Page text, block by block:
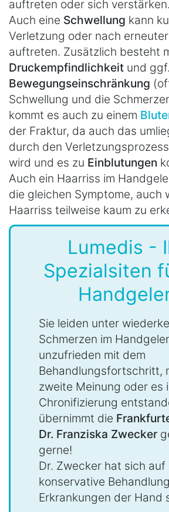
auftreten oder sich verstärken.
Auch eine Schwellung kann
Verletzung oder nach
auftreten. Zusätzlich besteht
Druckempfindlichkeit und
Bewegungseinschränkung
Schwellung und die
kommt es auch zu einem
der Fraktur, da auch das
durch den
wird und es zu Einblutungen
Auch ein Haarriss im
die gleichen Symptome, auch
Haarriss teilweise kaum zu
Lumedis -
Spezialsiten
Sie leiden unter
Schmerzen im
unzufrieden mit dem
Behandlungsfortschritt,
zweite Meinung oder es
Chronifizierung
übernimmt die
Dr. Franziska Zwecker
gerne!
Dr. Zwecker hat sich auf
konservative
Erkrankungen der Hand